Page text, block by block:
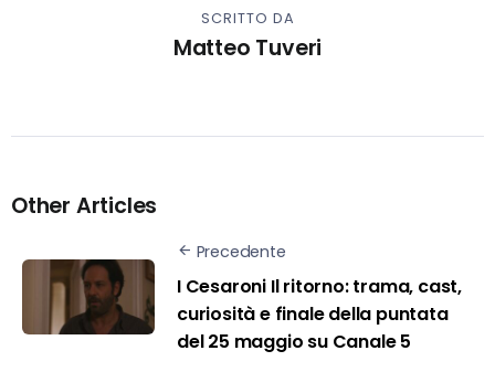
SCRITTO DA
Matteo Tuveri
Other Articles
Precedente
I Cesaroni Il ritorno: trama, cast,
curiosità e finale della puntata
del 25 maggio su Canale 5